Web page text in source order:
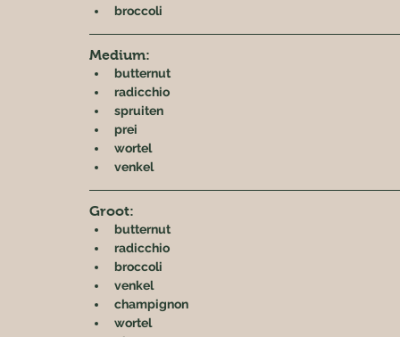
broccoli
Medium:
butternut
radicchio
spruiten
prei
wortel
venkel
Groot:
butternut
radicchio
broccoli
venkel
champignon
wortel